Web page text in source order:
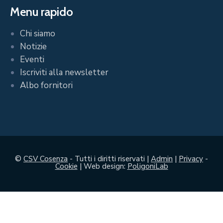
Menu rapido
Chi siamo
Notizie
Eventi
Iscriviti alla newsletter
Albo fornitori
© CSV Cosenza - Tutti i diritti riservati | Admin | Privacy -
Cookie | Web design: PoligoniLab